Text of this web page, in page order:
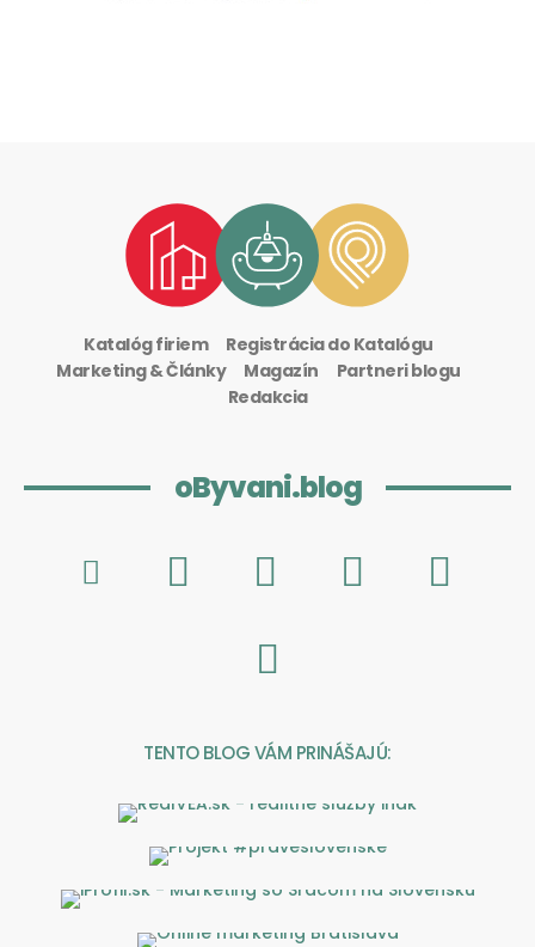
Katalóg firiem
Registrácia do Katalógu
Marketing & Články
Magazín
Partneri blogu
Redakcia
oByvani.blog
TENTO BLOG VÁM PRINÁŠAJÚ: